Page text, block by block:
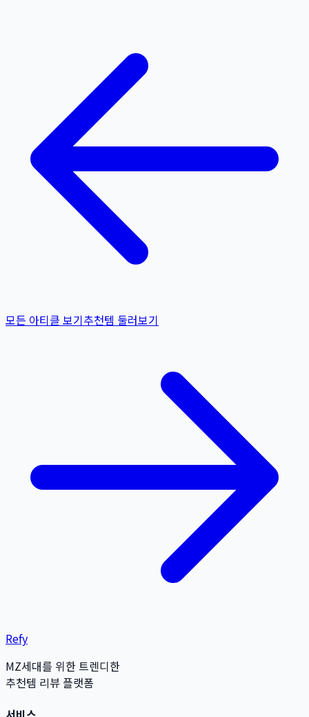
모든 아티클 보기추천템 둘러보기
Refy
MZ세대를 위한 트렌디한
추천템 리뷰 플랫폼